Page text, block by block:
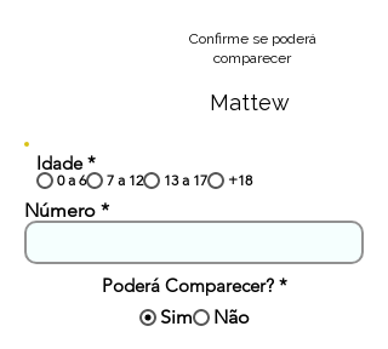
Confirme se poderá
comparecer
Mattew
Idade *
0 a 6 7 a 12 13 a 17 +18
Número
Poderá Comparecer? *
Sim
Não